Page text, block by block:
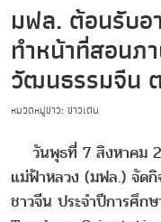
มฟล. ต้อนรับอ
ทำหน้าที่สอนภ
วัฒนธรรมจีน
หมวดหมู่ข่าว: ข่าวเด่น
วันพุธที่ 7 สิงหาคม
แม่ฟ้าหลวง (มฟล.) จัดกิ
ชาวจีน ประจำปีการศึ